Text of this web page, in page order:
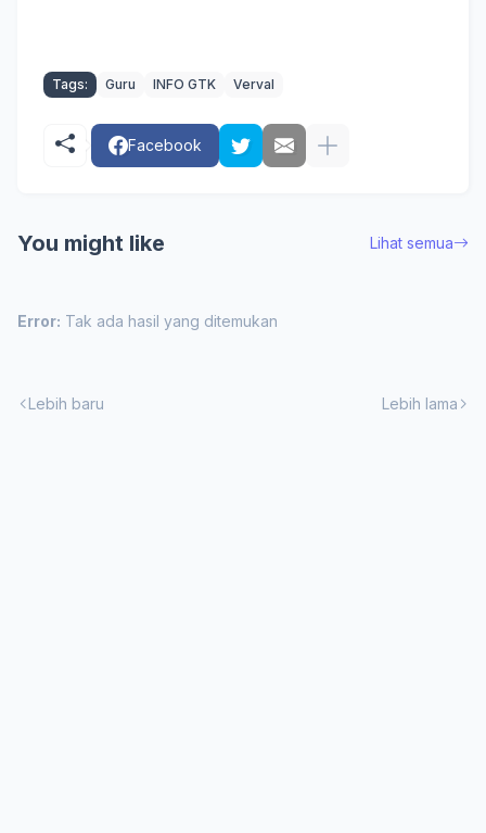
Tags: Guru INFO GTK Verval
Facebook
You might like Lihat semua
Error: Tak ada hasil yang ditemukan
Lebih baru Lebih lama